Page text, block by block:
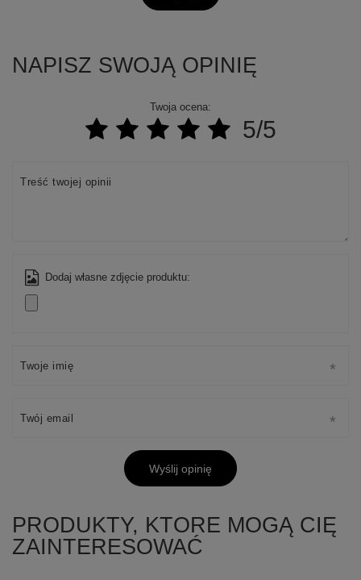
NAPISZ SWOJĄ OPINIĘ
Twoja ocena:
5/5
Treść twojej opinii
Dodaj własne zdjęcie produktu:
Twoje imię
Twój email
Wyślij opinię
PRODUKTY, KTORE MOGĄ CIĘ
ZAINTERESOWAĆ